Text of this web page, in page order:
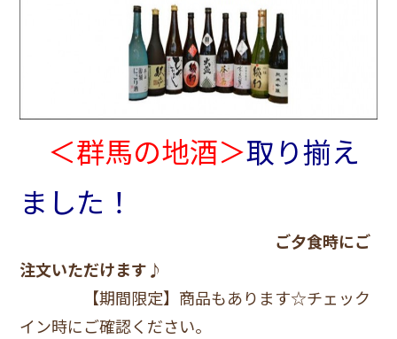
＜群馬の地酒＞取り揃え
ました！
ご夕食時にご
注文いただけます♪
【期間限定】商品もあります☆チェック
イン時にご確認ください。